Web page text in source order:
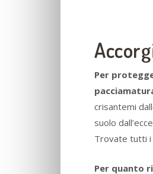
Per
crisantemi
suolo
Trovate tutti i
Per quanto